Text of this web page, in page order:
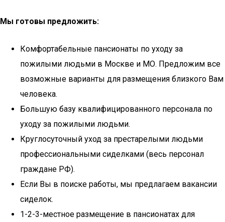
Мы готовы предложить:
Комфортабельные пансионаты по уходу за
пожилыми людьми в Москве и МО. Предложим все
возможные варианты для размещения близкого Вам
человека.
Большую базу квалифицированного персонала по
уходу за пожилыми людьми.
Круглосуточный уход за престарелыми людьми
профессиональными сиделками (весь персонал
граждане РФ).
Если Вы в поиске работы, мы предлагаем вакансии
сиделок.
1-2-3-местное размещение в пансионатах для